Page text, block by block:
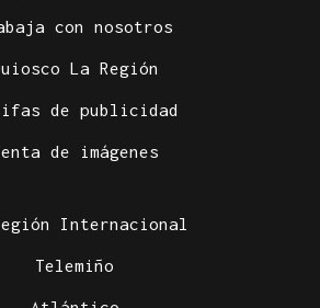
con nosotros
La Región
de publicidad
de imágenes
Internacional
Telemiño